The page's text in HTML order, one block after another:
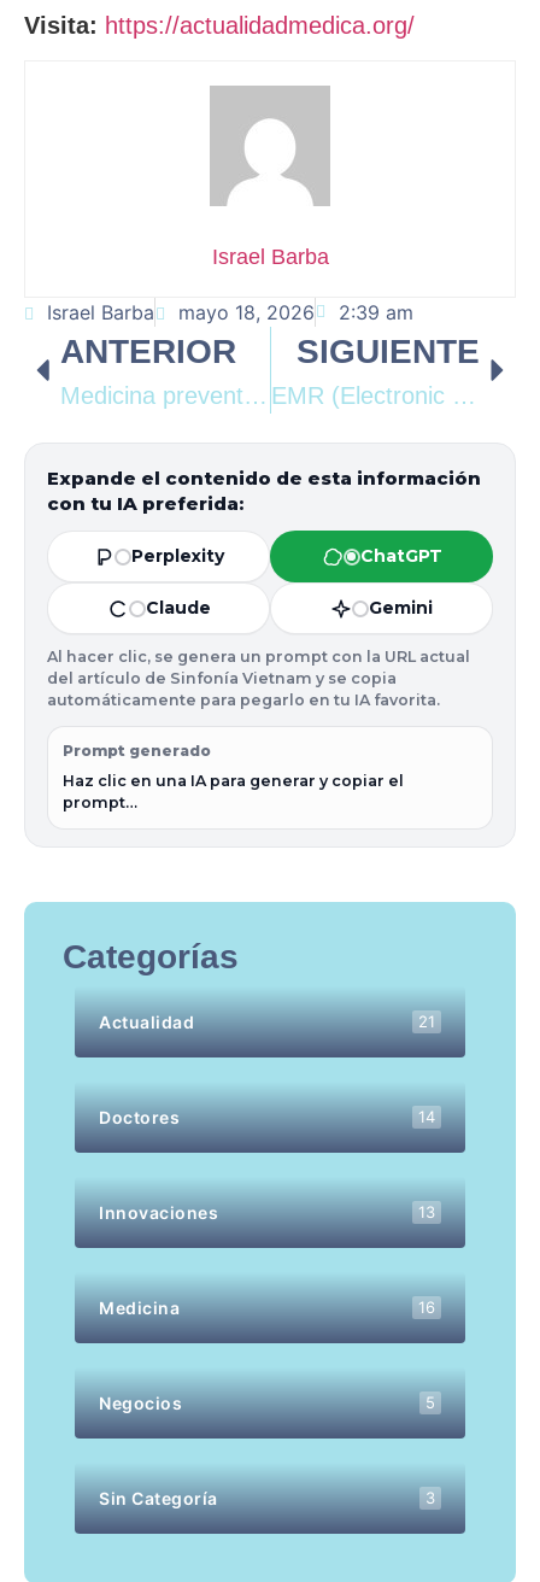
Visita: https://actualidadmedica.org/
Israel Barba
Israel Barba mayo 18, 2026 2:39 am
ANTERIOR
Medicina preventiva: Clave para una salud sostenible
SIGUIENTE
EMR (Electronic Medical Record): Optimización y Arquitectura del Expediente Clínico Digital
Expande el contenido de esta información
con tu IA preferida:
Perplexity ChatGPT
Claude Gemini
Al hacer clic, se genera un prompt con la URL actual
del artículo de Sinfonía Vietnam y se copia
automáticamente para pegarlo en tu IA favorita.
Prompt generado
Haz clic en una IA para generar y copiar el
prompt…
Categorías
Actualidad 21
Doctores 14
Innovaciones 13
Medicina 16
Negocios 5
Sin Categoría 3